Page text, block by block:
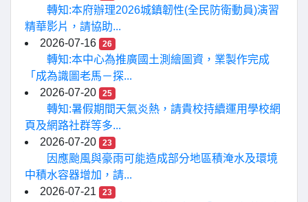
轉知:本府辦理2026城鎮韌性(全民防衛動員)演習
精華影片，請協助...
2026-07-16
26
轉知:本中心為推廣國土測繪圖資，業製作完成
「成為識圖老馬－探...
2026-07-20
25
轉知:暑假期間天氣炎熱，請貴校持續運用學校網
頁及網路社群等多...
2026-07-20
23
因應颱風與豪雨可能造成部分地區積淹水及環境
中積水容器增加，請...
2026-07-21
23